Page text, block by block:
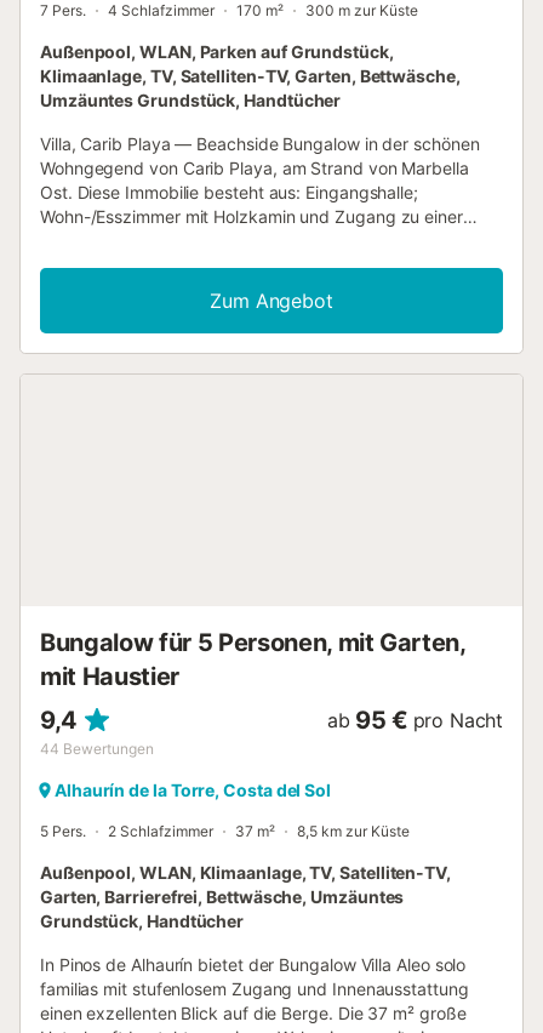
7 Pers. 4 Schlafzimmer 170 m² 300 m zur Küste
Außenpool, WLAN, Parken auf Grundstück,
Klimaanlage, TV, Satelliten-TV, Garten, Bettwäsche,
Umzäuntes Grundstück, Handtücher
Villa, Carib Playa — Beachside Bungalow in der schönen
Wohngegend von Carib Playa, am Strand von Marbella
Ost. Diese Immobilie besteht aus: Eingangshalle;
Wohn-/Esszimmer mit Holzkamin und Zugang zu einer
ausgestattete Küche mit Zugang zur Terrasse;
Hauptschlafzimmer mit großem eigenem Bad und
begehbarem Kleiderschrank; 3 Schlafzimmer teilen sich
ein Badezimmer; separates Gäste-WC. Ausreichend
Marbella entfernt....
Zum Angebot
Bungalow für 5 Personen, mit Garten,
mit Haustier
9,4
44 Bewertungen
ab 95 € pro Nacht
Alhaurín de la Torre, Costa del Sol
5 Pers. 2 Schlafzimmer 37 m² 8,5 km zur Küste
Außenpool, WLAN, Klimaanlage, TV, Satelliten-TV,
Garten, Barrierefrei, Bettwäsche, Umzäuntes
Grundstück, Handtücher
In Pinos de Alhaurín bietet der Bungalow Villa Aleo solo
familias mit stufenlosem Zugang und Innenausstattung
einen exzellenten Blick auf die Berge. Die 37 m² große